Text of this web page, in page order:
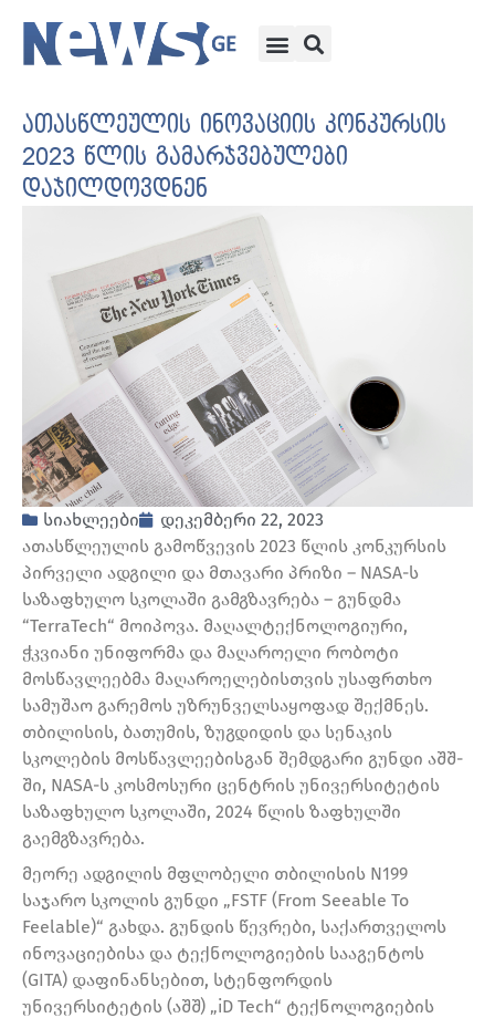
ათასწლეულის ინოვაციის კონკურსის
2023 წლის გამარჯვებულები
დაჯილდოვდნენ
სიახლეები
დეკემბერი 22, 2023
ათასწლეულის გამოწვევის 2023 წლის კონკურსის
პირველი ადგილი და მთავარი პრიზი – NASA-ს
საზაფხულო სკოლაში გამგზავრება – გუნდმა
“TerraTech“ მოიპოვა. მაღალტექნოლოგიური,
ჭკვიანი უნიფორმა და მაღაროელი რობოტი
მოსწავლეებმა მაღაროელებისთვის უსაფრთხო
სამუშაო გარემოს უზრუნველსაყოფად შექმნეს.
თბილისის, ბათუმის, ზუგდიდის და სენაკის
სკოლების მოსწავლეებისგან შემდგარი გუნდი აშშ-
ში, NASA-ს კოსმოსური ცენტრის უნივერსიტეტის
საზაფხულო სკოლაში, 2024 წლის ზაფხულში
გაემგზავრება.
მეორე ადგილის მფლობელი თბილისის N199
საჯარო სკოლის გუნდი „FSTF (From Seeable To
Feelable)“ გახდა. გუნდის წევრები, საქართველოს
ინოვაციებისა და ტექნოლოგიების სააგენტოს
(GITA) დაფინანსებით, სტენფორდის
უნივერსიტეტის (აშშ) „iD Tech“ ტექნოლოგიების